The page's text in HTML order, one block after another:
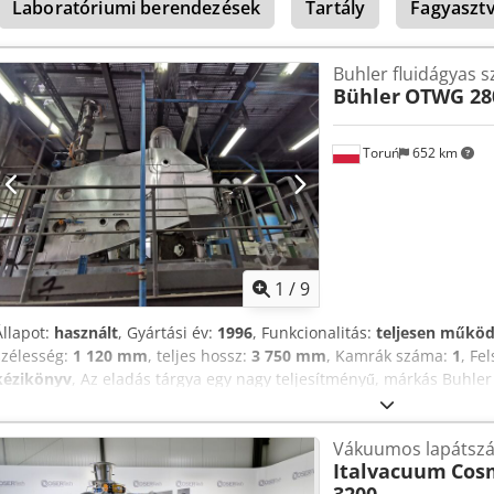
Laboratóriumi berendezések
Tartály
1 /9
Toruń 652 km
Buhler fluidágyas
Bühler OTWG
használt, Gyártási év: 1996, Funkcionalitás: teljesen
1 120 mm, teljes hossz: 3 750 mm, Kamrák száma: 1,
, Az eladás tárgya egy nagy teljesítményű, márkás
280 típus. Ez egy vízszintes kialakítású berendezés, amelyet
kezelésére terveztek. A szekciókra osztott gép szárítóként
rendkívül sokoldalú eleme lehet bármelyik gyártósornak. Djdpfoy
jelenségét alkalmazza: a perforált fenéken keresztül áramoltatott
Vákuumos
Italvacuum